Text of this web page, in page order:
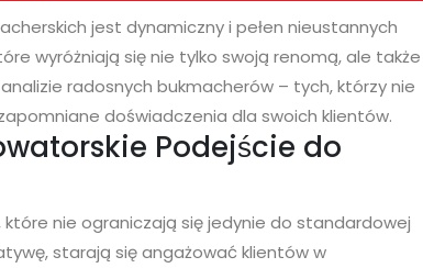
jest dynamiczny i pełen nieustannych
wyróżniają się nie tylko swoją renomą, ale także
radosnych bukmacherów – tych, którzy nie
doświadczenia dla swoich klientów.
Podejście do
nie ograniczają się jedynie do standardowej
starają się angażować klientów w